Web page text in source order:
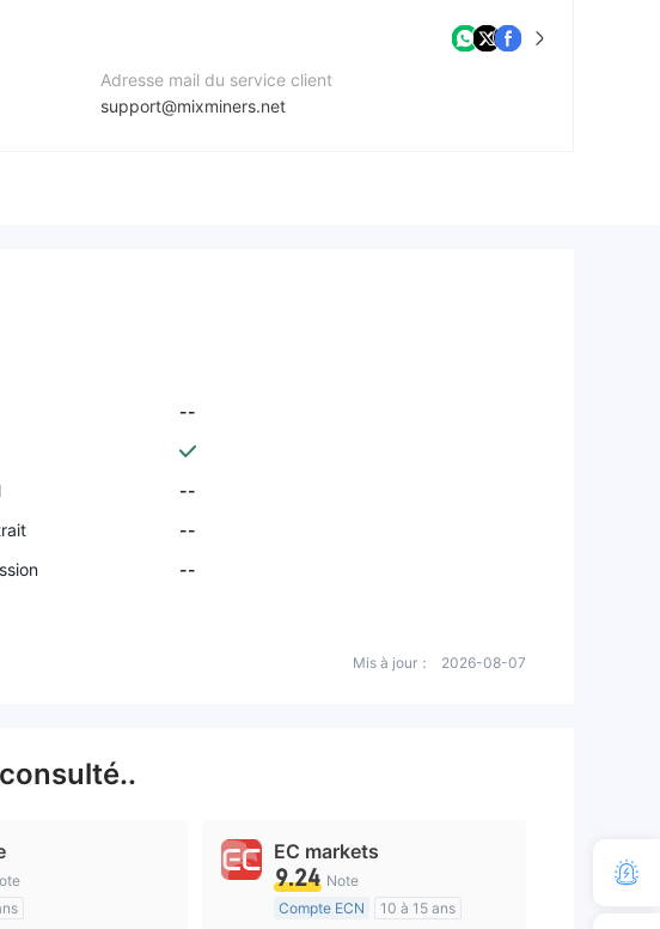
Adresse mail du service client
support@mixminers.net
--
--
--
--
Mis à jour： 2026-08-07
EC markets
9.24 Note
Compte ECN
10 à 15 ans